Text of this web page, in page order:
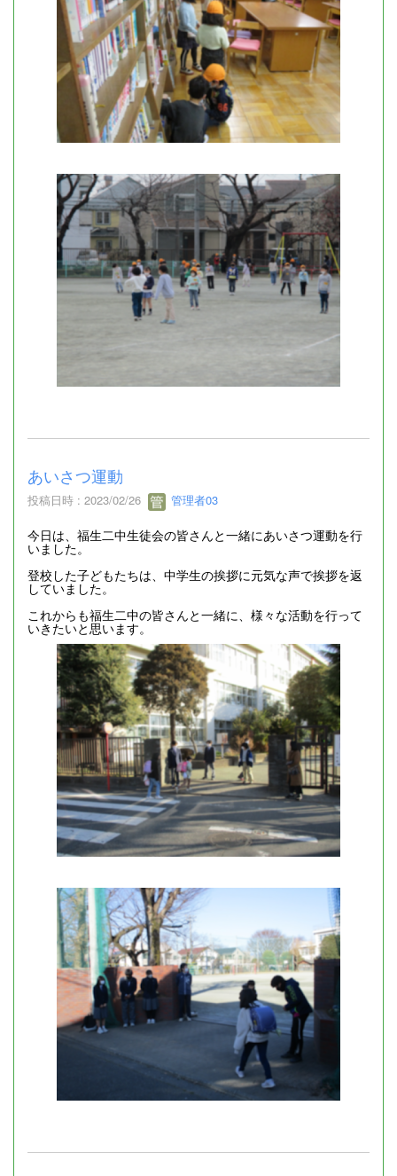
あいさつ運動
投稿日時 : 2023/02/26 管理者03
今日は、福生二中生徒会の皆さんと一緒にあいさつ運動を行
いました。
登校した子どもたちは、中学生の挨拶に元気な声で挨拶を返
していました。
これからも福生二中の皆さんと一緒に、様々な活動を行って
いきたいと思います。